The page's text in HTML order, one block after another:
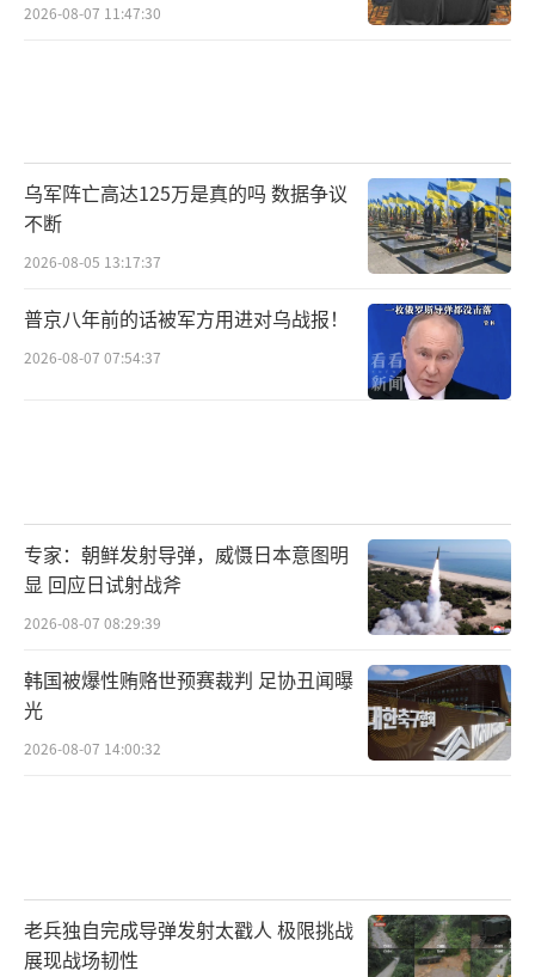
2026-08-07 11:47:30
乌军阵亡高达125万是真的吗 数据争议
不断
2026-08-05 13:17:37
普京八年前的话被军方用进对乌战报！
2026-08-07 07:54:37
专家：朝鲜发射导弹，威慑日本意图明
显 回应日试射战斧
2026-08-07 08:29:39
韩国被爆性贿赂世预赛裁判 足协丑闻曝
光
2026-08-07 14:00:32
老兵独自完成导弹发射太戳人 极限挑战
展现战场韧性